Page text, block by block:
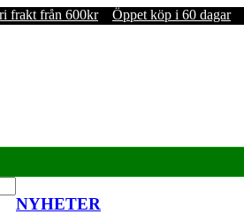
frakt från 600kr Öppet köp i 60 dagar
NYHETER